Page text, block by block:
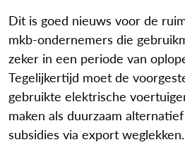
Dit is goed nieuws voor de
mkb-ondernemers die
zeker in een periode van
Tegelijkertijd moet de
gebruikte elektrische
maken als duurzaam
subsidies via export weglekken.